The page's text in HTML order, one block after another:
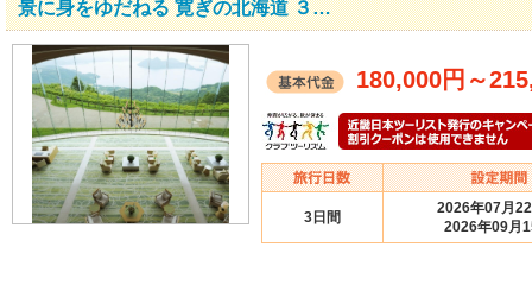
景に身をゆだねる 寛ぎの北海道 ３…
180,000円 ～
3日間
2026年07月
2026年09月